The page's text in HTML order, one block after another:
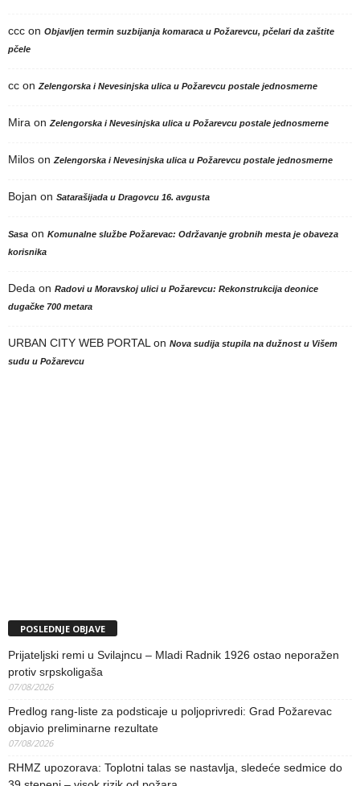
ccc on Objavljen termin suzbijanja komaraca u Požarevcu, pčelari da zaštite
pčele
cc on Zelengorska i Nevesinjska ulica u Požarevcu postale jednosmerne
Mira on Zelengorska i Nevesinjska ulica u Požarevcu postale jednosmerne
Milos on Zelengorska i Nevesinjska ulica u Požarevcu postale jednosmerne
Bojan on Satarašijada u Dragovcu 16. avgusta
Sasa on Komunalne službe Požarevac: Održavanje grobnih mesta je obaveza
korisnika
Deda on Radovi u Moravskoj ulici u Požarevcu: Rekonstrukcija deonice
dugačke 700 metara
URBAN CITY WEB PORTAL on Nova sudija stupila na dužnost u Višem
sudu u Požarevcu
POSLEDNJE OBJAVE
Prijateljski remi u Svilajncu – Mladi Radnik 1926 ostao neporažen
protiv srpskoligaša
07/08/2026
Predlog rang-liste za podsticaje u poljoprivredi: Grad Požarevac
objavio preliminarne rezultate
07/08/2026
RHMZ upozorava: Toplotni talas se nastavlja, sledeće sedmice do